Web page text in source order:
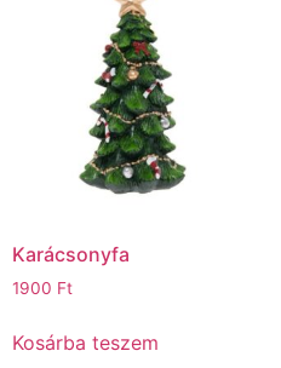
Karácsonyfa
1900 Ft
Kosárba teszem